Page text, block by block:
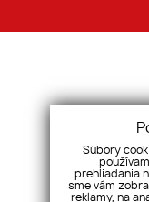
Súbory
prehliadania
sme vám
reklamy, na